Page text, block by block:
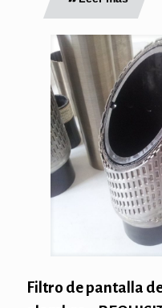
Filtro de pantalla